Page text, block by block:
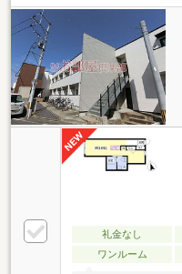
礼金なし
ワンルーム